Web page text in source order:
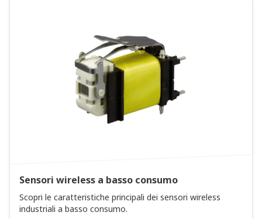
Sensori wireless a basso consumo
Scopri le caratteristiche principali dei sensori wireless
industriali a basso consumo.